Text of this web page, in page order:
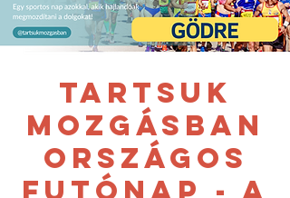
Tartsuk
Mozgásban
Országos
Futónap - A